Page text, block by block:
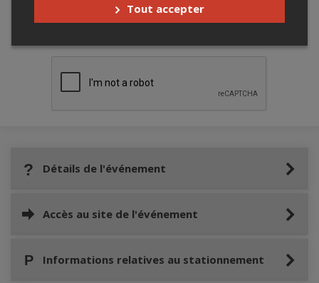
Merci de confirmer que vous n'êtes pas un
Détails de l'événement
Accès au site de l'événement
Informations relatives au stationnement
Tout accepter